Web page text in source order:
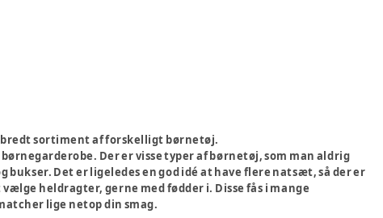
bredt sortiment af forskelligt børnetøj.
Der er visse typer af børnetøj, som man aldrig
Det er ligeledes en god idé at have flere natsæt, så der er
heldragter, gerne med fødder i. Disse fås i mange
lige netop din smag.